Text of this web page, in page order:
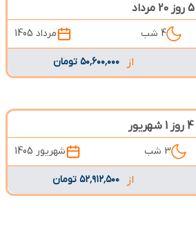
4 شب مرداد 1405
از ۵۰٬۶۰۰٬۰۰۰ تومان
3 شب شهریور 1405
از ۵۲٬۹۱۲٬۵۰۰ تومان